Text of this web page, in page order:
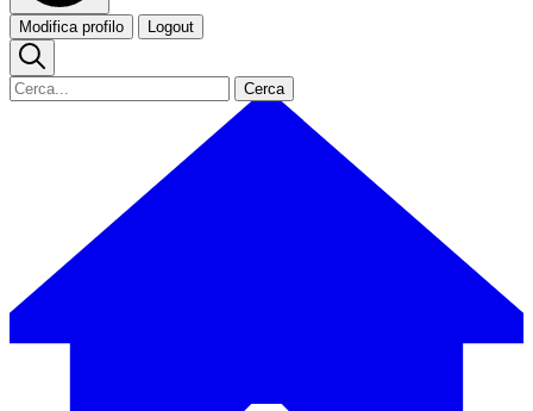
Modifica profilo Logout
Cerca